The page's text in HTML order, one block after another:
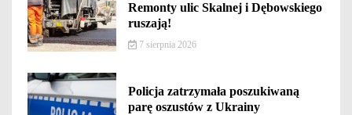
Remonty ulic Skalnej i Dębowskiego
ruszają!
7 sierpnia 2026
Policja zatrzymała poszukiwaną
parę oszustów z Ukrainy